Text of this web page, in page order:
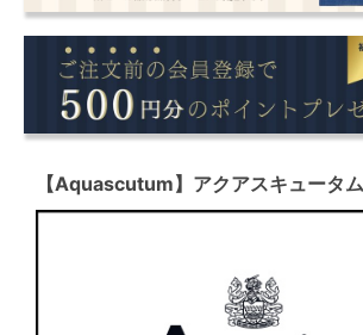
【Aquascutum】アクアスキュータム